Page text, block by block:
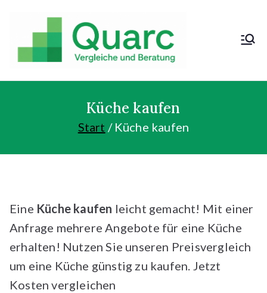
springen
Kosten sparen
Küche kaufen
Start Küche kaufen
Eine Küche kaufen leicht gemacht! Mit einer
Anfrage mehrere Angebote für eine Küche
erhalten! Nutzen Sie unseren Preisvergleich
um eine Küche günstig zu kaufen. Jetzt
Kosten vergleichen